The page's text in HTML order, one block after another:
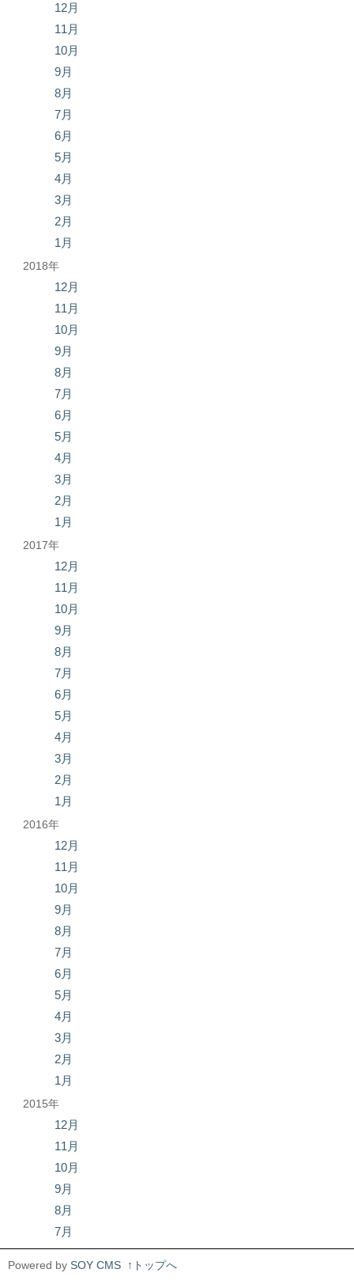
12月
11月
10月
9月
8月
7月
6月
5月
4月
3月
2月
1月
2018年
12月
11月
10月
9月
8月
7月
6月
5月
4月
3月
2月
1月
2017年
12月
11月
10月
9月
8月
7月
6月
5月
4月
3月
2月
1月
2016年
12月
11月
10月
9月
8月
7月
6月
5月
4月
3月
2月
1月
2015年
12月
11月
10月
9月
8月
7月
Powered by SOY CMS ↑トップへ